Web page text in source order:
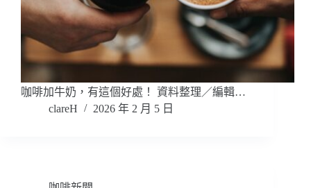
咖啡加牛奶，有這個好處！ 資料整理／編輯…
clareH
2026 年 2 月 5 日